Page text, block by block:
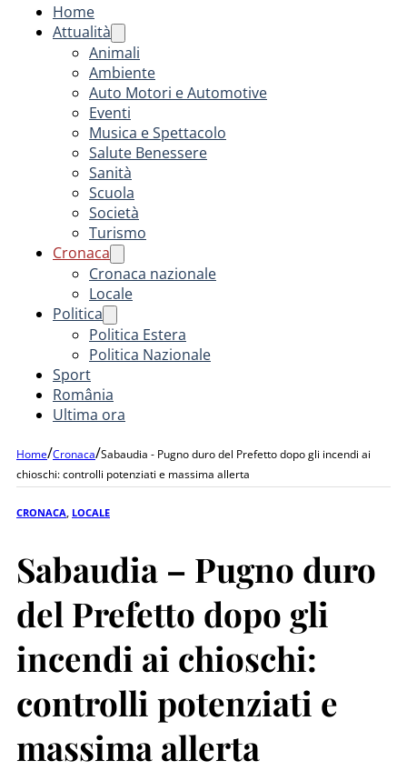
Home
Attualità
Animali
Ambiente
Auto Motori e Automotive
Eventi
Musica e Spettacolo
Salute Benessere
Sanità
Scuola
Società
Turismo
Cronaca
Cronaca nazionale
Locale
Politica
Politica Estera
Politica Nazionale
Sport
România
Ultima ora
Home/Cronaca/Sabaudia - Pugno duro del Prefetto dopo gli incendi ai
chioschi: controlli potenziati e massima allerta
CRONACA LOCALE
Sabaudia – Pugno duro
del Prefetto dopo gli
incendi ai chioschi:
controlli potenziati e
massima allerta